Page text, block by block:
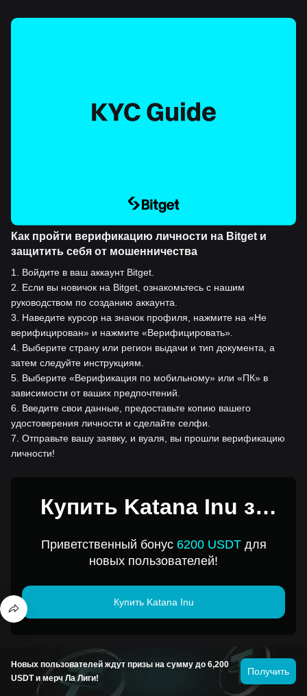
Как пройти верификацию личности на Bitget и
защитить себя от мошенничества
1
Войдите в ваш аккаунт Bitget.
2
Если вы новичок на Bitget, ознакомьтесь с нашим
руководством по созданию аккаунта.
3
Наведите курсор на значок профиля, нажмите на «Не
верифицирован» и нажмите «Верифицировать».
4 Выберите страну или регион выдачи и тип документа, а
затем следуйте инструкциям.
5 Выберите «Верификация по мобильному» или «ПК» в
зависимости от ваших предпочтений.
6
Введите свои данные, предоставьте копию вашего
удостоверения личности и сделайте селфи.
7 Отправьте вашу заявку, и вуаля, вы прошли верификацию
личности!
Купить Katana Inu за
1USD
Приветственный бонус 6200 USDTдля
новых пользователей!
Купить Katana Inu
Инвестирование в криптовалюты, включая покупку Katana Inu
онлайн на Bitget, подразумевает риски. Bitget предлагает
легкие и удобные способы покупки Katana Inu и делает все
Новых пользователей ждут призы на сумму до 6,200
USDT и мерч Ла Лиги!
Получить